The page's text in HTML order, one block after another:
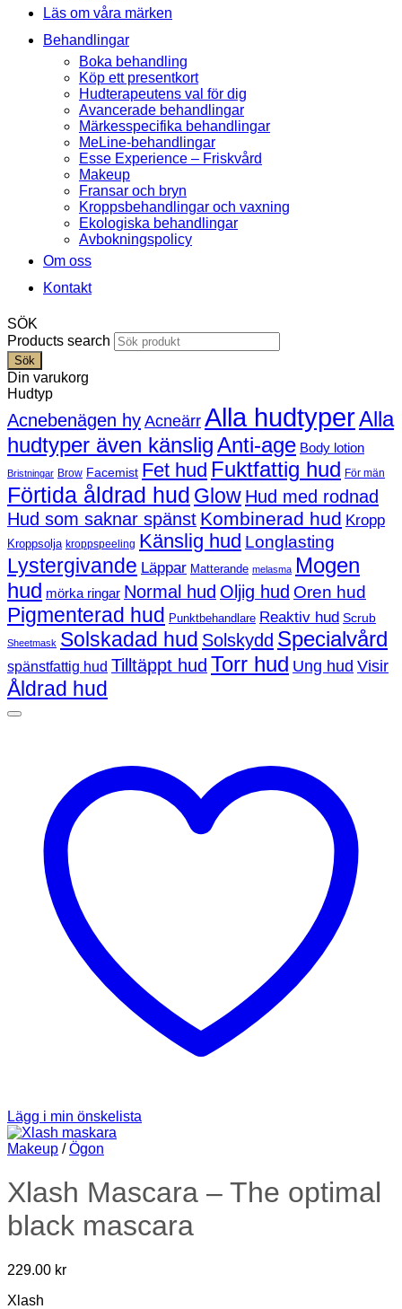
Läs om våra märken
Behandlingar
Boka behandling
Köp ett presentkort
Hudterapeutens val för dig
Avancerade behandlingar
Märkesspecifika behandlingar
MeLine-behandlingar
Esse Experience – Friskvård
Makeup
Fransar och bryn
Kroppsbehandlingar och vaxning
Ekologiska behandlingar
Avbokningspolicy
Om oss
Kontakt
SÖK
Products search
Sök
Din varukorg
Hudtyp
Acnebenägen hy Acneärr Alla hudtyperAlla
hudtyper även känsligAnti-age Body lotion
Bristningar Brow Facemist Fet hud Fuktfattig hud För män
Förtida åldrad hud Glow Hud med rodnad
Hud som saknar spänst Kombinerad hud Kropp
Kroppsolja kroppspeeling Känslig hud Longlasting
Lystergivande Läppar Matterande melasma Mogen
hud mörka ringar Normal hud Oljig hud Oren hud
Pigmenterad hud Punktbehandlare Reaktiv hud Scrub
Sheetmask Solskadad hud Solskydd Specialvård
spänstfattig hud Tilltäppt hud Torr hud Ung hud Visir
Åldrad hud
Lägg i min önskelista
Makeup / Ögon
Xlash Mascara – The optimal
black mascara
229.00 kr
Xlash